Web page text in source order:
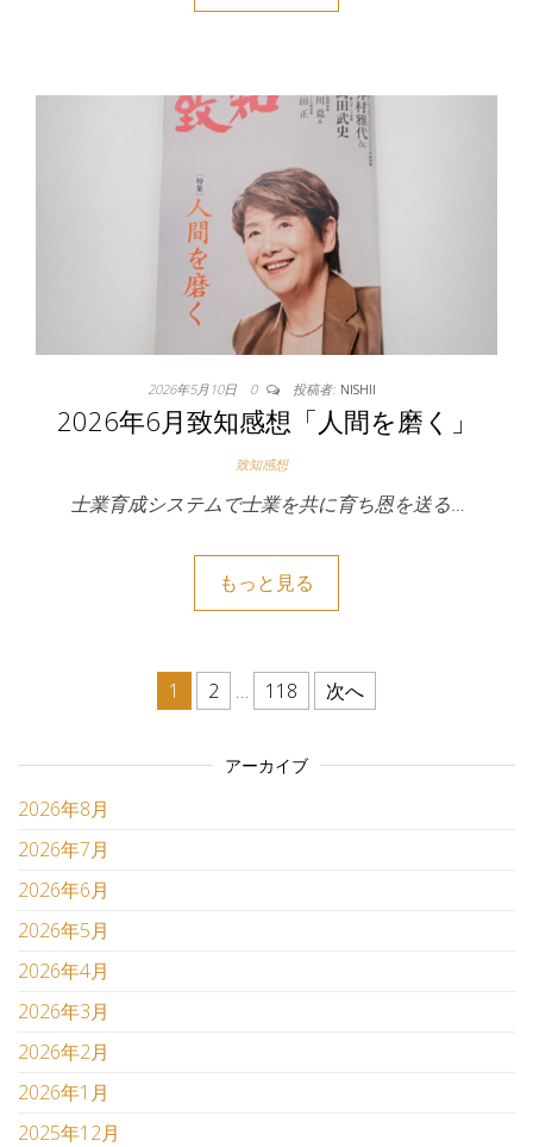
2026年5月10日 0 投稿者: NISHII
2026年6月致知感想「人間を磨く」
致知感想
士業育成システムで士業を共に育ち恩を送る…
もっと見る
投稿のページ送り
1 2 … 118 次へ
アーカイブ
2026年8月
2026年7月
2026年6月
2026年5月
2026年4月
2026年3月
2026年2月
2026年1月
2025年12月